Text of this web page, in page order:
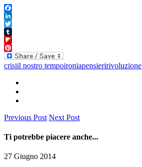
Facebook
LinkedIn
Twitter
Tumblr
Flipboard
Pinterest
crisiil nostro tempoironiapensieririvoluzione
Previous Post Next Post
Ti potrebbe piacere anche...
27 Giugno 2014